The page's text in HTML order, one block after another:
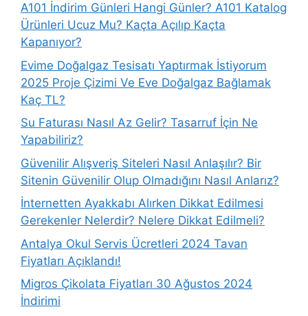
A101 İndirim Günleri Hangi Günler? A101 Katalog
Ürünleri Ucuz Mu? Kaçta Açılıp Kaçta
Kapanıyor?
Evime Doğalgaz Tesisatı Yaptırmak İstiyorum
2025 Proje Çizimi Ve Eve Doğalgaz Bağlamak
Kaç TL?
Su Faturası Nasıl Az Gelir? Tasarruf İçin Ne
Yapabiliriz?
Güvenilir Alışveriş Siteleri Nasıl Anlaşılır? Bir
Sitenin Güvenilir Olup Olmadığını Nasıl Anlarız?
İnternetten Ayakkabı Alırken Dikkat Edilmesi
Gerekenler Nelerdir? Nelere Dikkat Edilmeli?
Antalya Okul Servis Ücretleri 2024 Tavan
Fiyatları Açıklandı!
Migros Çikolata Fiyatları 30 Ağustos 2024
İndirimi